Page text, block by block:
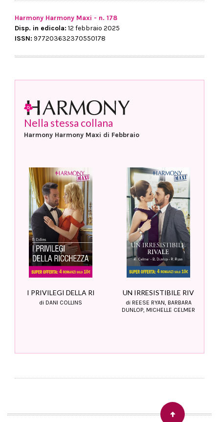
Harmony Harmony Maxi - n. 178
Disp. in edicola: 12 febbraio 2025
ISSN: 977203632370550178
Nella stessa collana
Harmony Harmony Maxi di Febbraio
I PRIVILEGI DELLA RI
di DANI COLLINS
UN IRRESISTIBILE RIV
di REESE RYAN, BARBARA
DUNLOP, MICHELLE CELMER